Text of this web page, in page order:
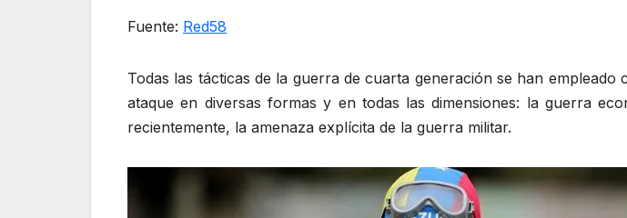
Fuente: Red58
Todas las tácticas de la guerra de cuarta generación se han
ataque en diversas formas y en todas las dimensiones: la guerra
recientemente, la amenaza explícita de la guerra militar.